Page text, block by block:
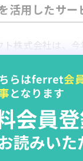
活用したサー
ト株式会社は、
用した決済やスタ
リアでは来訪者が